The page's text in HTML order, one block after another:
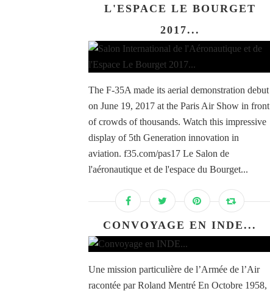
L'ESPACE LE BOURGET
2017...
The F-35A made its aerial demonstration debut
on June 19, 2017 at the Paris Air Show in front
of crowds of thousands. Watch this impressive
display of 5th Generation innovation in
aviation. f35.com/pas17 Le Salon de
l'aéronautique et de l'espace du Bourget...
CONVOYAGE EN INDE...
Une mission particulière de l’Armée de l’Air
racontée par Roland Mentré En Octobre 1958,